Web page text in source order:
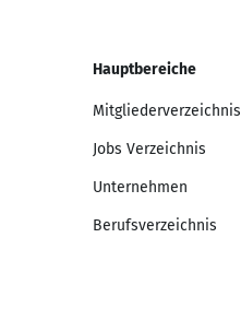
Hauptbereiche
Mitgliederverzeichnis
Jobs Verzeichnis
Unternehmen
Berufsverzeichnis